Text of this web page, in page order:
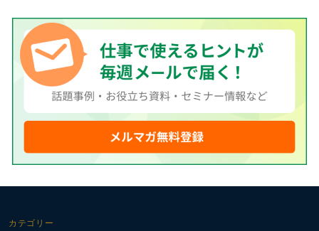
カテゴリー